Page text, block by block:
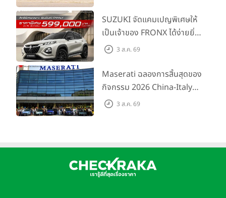
พร้อมลุย ด้วยราคาพิเศษเริ่ม
ต้นที่ 9.49 แสนบาท
SUZUKI จัดแคมเปญพิเศษให้
เป็นเจ้าของ FRONX ได้ง่ายยิ่ง
ขึ้นสำหรับรุ่น GL ราคาพิเศษ
200 คัน พร้อมข้อเสนอสุดคุ้ม
3 ส.ค. 69
Maserati ฉลองการสิ้นสุดของ
กิจกรรม 2026 China-Italy
Grand Tour ณ สำนักงาน
3 ส.ค. 69